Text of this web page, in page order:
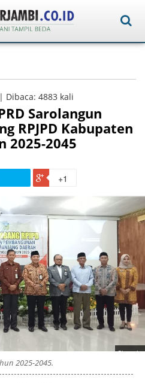
Dibaca: 4883 kali
Sarolangun
RPJPD Kabupaten
2025-2045
+1
Photo by
2025-2045.